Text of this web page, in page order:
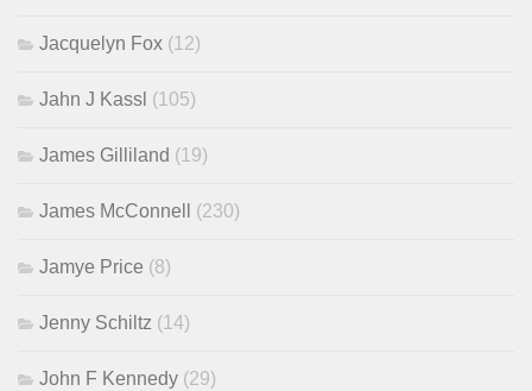
Jacquelyn Fox (12)
Jahn J Kassl (105)
James Gilliland (19)
James McConnell (230)
Jamye Price (8)
Jenny Schiltz (14)
John F Kennedy (29)